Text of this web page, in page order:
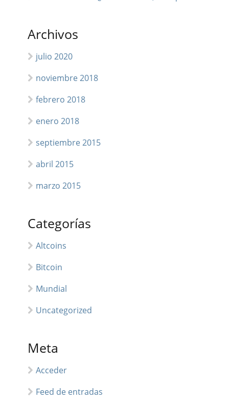
Archivos
julio 2020
noviembre 2018
febrero 2018
enero 2018
septiembre 2015
abril 2015
marzo 2015
Categorías
Altcoins
Bitcoin
Mundial
Uncategorized
Meta
Acceder
Feed de entradas